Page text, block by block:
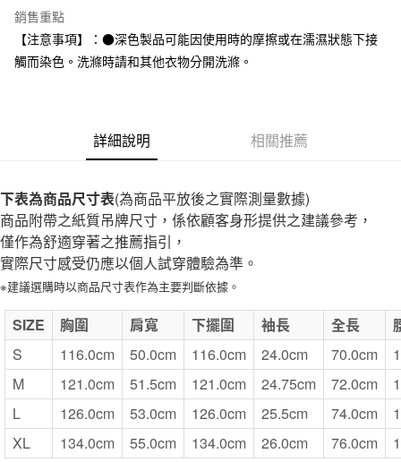
台灣樂天信用卡公司
全家取貨付款
每筆NT$65，滿NT$1,000(含以上)免運費
付款後7-11取貨
每筆NT$65，滿NT$1,000(含以上)免運費
宅配
每筆NT$150，滿NT$2,000(含以上)免運費
無印良品門市自取
免運費
銷售重點
【注意事項】：●深色製品可能因使用時的摩擦或在濡濕狀態下接
觸而染色。洗滌時請和其他衣物分開洗滌。
詳細說明 相關推薦
下表為商品尺寸表(為商品平放後之實際測量數據)
商品附帶之紙質吊牌尺寸，係依顧客身形提供之建議參考，
僅作為舒適穿著之推薦指引，
實際尺寸感受仍應以個人試穿體驗為準。
※建議選購時以商品尺寸表作為主要判斷依據。
SIZE 胸圍 肩寬 下擺圍 袖長 全長
S
116.0cm 50.0cm 116.0cm 24.0cm 70.0cm
M
121.0cm 51.5cm 121.0cm 24.75cm 72.0cm
L
126.0cm 53.0cm 126.0cm 25.5cm 74.0cm
XL
134.0cm 55.0cm 134.0cm 26.0cm 76.0cm